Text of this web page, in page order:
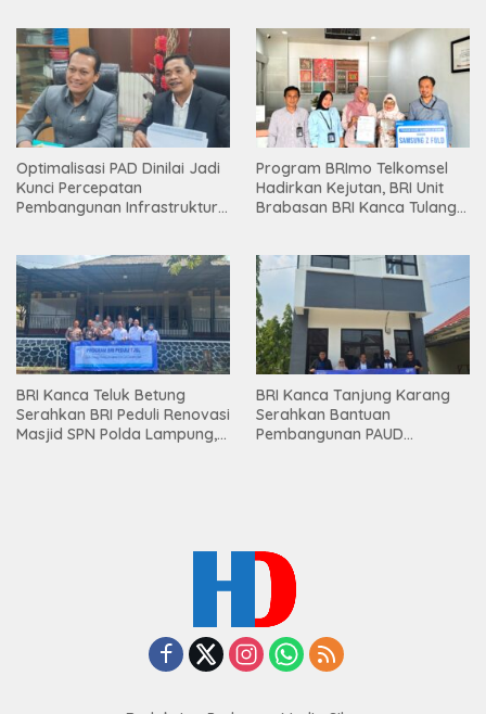
Optimalisasi PAD Dinilai Jadi
Kunci Percepatan
Pembangunan Infrastruktur
Program BRImo Telkomsel
Hadirkan Kejutan, BRI Unit
Brabasan BRI Kanca Tulang
Mesuji
BRI Kanca Teluk Betung
Serahkan BRI Peduli Renovasi
Masjid SPN Polda Lampung,
BRI Kanca Tanjung Karang
Serahkan Bantuan
Pembangunan PAUD